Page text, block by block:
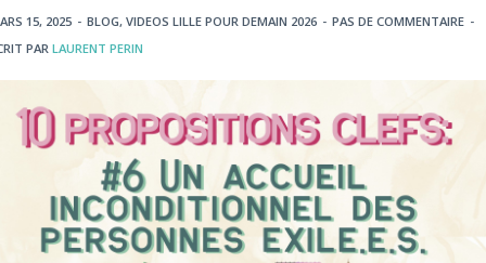
15, 2025 - BLOG, VIDEOS LILLE POUR DEMAIN 2026 - PAS DE COMMENTAIRE -
PARLAURENT PERIN